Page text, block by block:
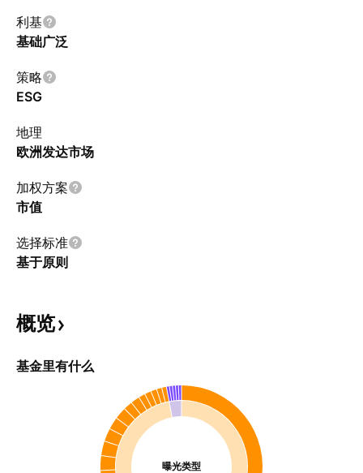
利基
基础广泛
策略
ESG
地理
欧洲发达市场
加权方案
市值
选择标准
基于原则
概览
基金里有什么
曝光类型